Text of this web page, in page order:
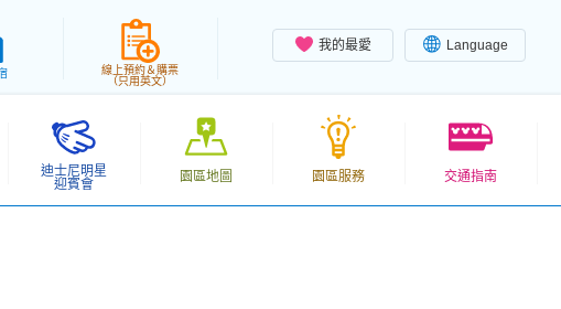
我的最愛 Language
線上預約＆購票
（只用英文）
迪士尼明星
迎賓會
園區地圖 園區服務 交通指南